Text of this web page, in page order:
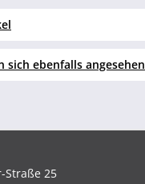
sich ebenfalls angesehen
Straße 25